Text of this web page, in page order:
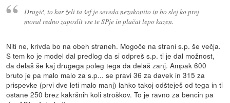
Drugič, to kar želi ta šef je seveda nezakonito in bo slej ko prej
moral redno zaposlit vse te SPje in plačat lepo kazen.
Niti ne, krivda bo na obeh straneh. Mogoče na strani s.p. še večja.
S tem ko je model dal predlog da si odpreš s.p. ti je dal možnost,
da delaš še kaj drugega poleg tega da delaš zanj. Ampak 600
bruto je pa malo malo za s.p... se pravi 36 za davek in 315 za
prispevke (prvi dve leti malo manj) lahko takoj odšteješ od tega in ti
ostane 250 brez kakršnih koli stroškov. To je ravno za bencin pa